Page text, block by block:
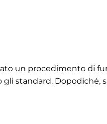
un procedimento di
standard. Dopodiché,